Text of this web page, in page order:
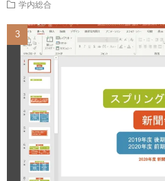
学内総合